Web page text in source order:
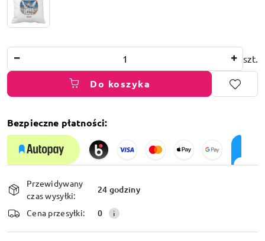
szt.
Do koszyka
Bezpieczne płatności:
Dostępność
i
dostawa
Przewidywany
czas wysyłki:
24 godziny
Cena przesyłki: 0